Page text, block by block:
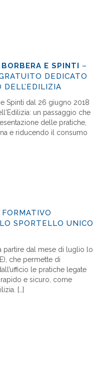
E SPINTI –
DEDICATO
Spinti dal 26 giugno 2018
un passaggio che
delle pratiche,
e riducendo il consumo
SPORTELLO UNICO
partire dal mese di luglio lo
che permette di
le pratiche legate
e sicuro, come
[…]